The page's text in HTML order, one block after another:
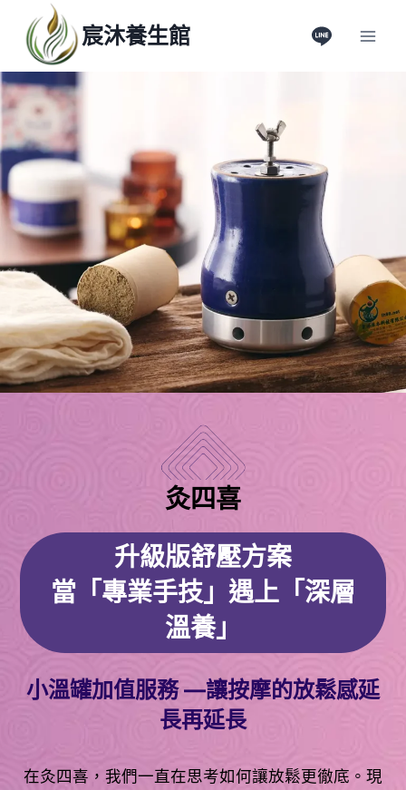
content
宸沐養生館
灸四喜
升級版舒壓方案
當「專業手技」遇上「深層
溫養」
小溫罐加值服務 —讓按摩的放鬆感延
長再延長
在灸四喜，我們一直在思考如何讓放鬆更徹底。現